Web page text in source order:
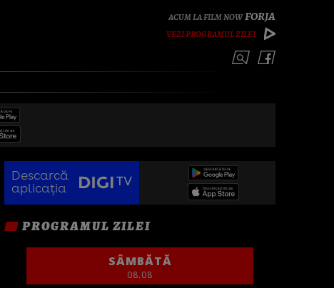
FORJA
VEZI PROGRAMUL ZILEI
Descarcă
aplicația
PROGRAMUL ZILEI
SÂMBĂTĂ
08.08